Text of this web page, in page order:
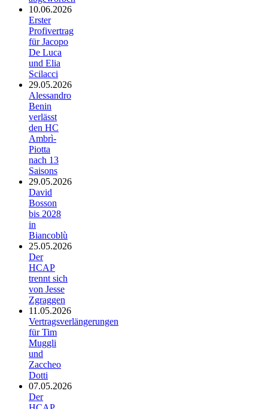
10.06.2026
Erster
Profivertrag
für Jacopo
De Luca
und Elia
Scilacci
29.05.2026
Alessandro
Benin
verlässt
den HC
Ambrì-
Piotta
nach 13
Saisons
29.05.2026
David
Bosson
bis 2028
in
Biancoblù
25.05.2026
Der
HCAP
trennt sich
von Jesse
Zgraggen
11.05.2026
Vertragsverlängerungen
für Tim
Muggli
und
Zaccheo
Dotti
07.05.2026
Der